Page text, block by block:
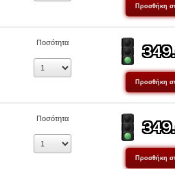
Ποσότητα
Ποσότητα